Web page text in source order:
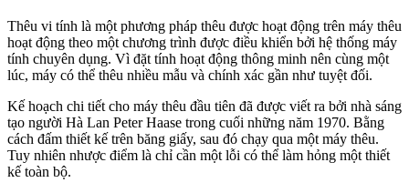
Thêu vi tính là một phương pháp thêu được hoạt động trên máy thêu
hoạt động theo một chương trình được điều khiển bởi hệ thống máy
tính chuyên dụng. Vì đặt tính hoạt động thông minh nên cùng một
lúc, máy có thể thêu nhiều mẫu và chính xác gần như tuyệt đối.
Kế hoạch chi tiết cho máy thêu đầu tiên đã được viết ra bởi nhà sáng
tạo người Hà Lan Peter Haase trong cuối những năm 1970. Bằng
cách đấm thiết kế trên băng giấy, sau đó chạy qua một máy thêu.
Tuy nhiên nhược điểm là chỉ cần một lỗi có thể làm hỏng một thiết
kế toàn bộ.